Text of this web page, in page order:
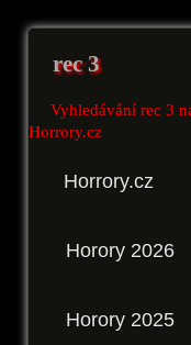
rec 3
Vyhledávání rec 3
Horrory.cz
Horrory.cz
Horory 2026
Horory 2025